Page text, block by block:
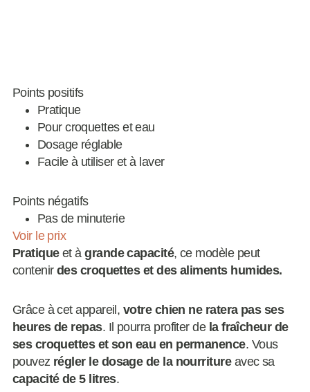
Points positifs
Pratique
Pour croquettes et eau
Dosage réglable
Facile à utiliser et à laver
Points négatifs
Pas de minuterie
Voir le prix
Pratiqueet àgrande capacité, ce modèle peut
contenir des croquettes et des aliments humides.
Grâce à cet appareil, votre chien ne ratera pas ses
heures de repas. Il pourra profiter de la fraîcheur de
ses croquettes et son eau en permanence. Vous
pouvez régler le dosage de la nourriture avec sa
capacité de 5 litres.